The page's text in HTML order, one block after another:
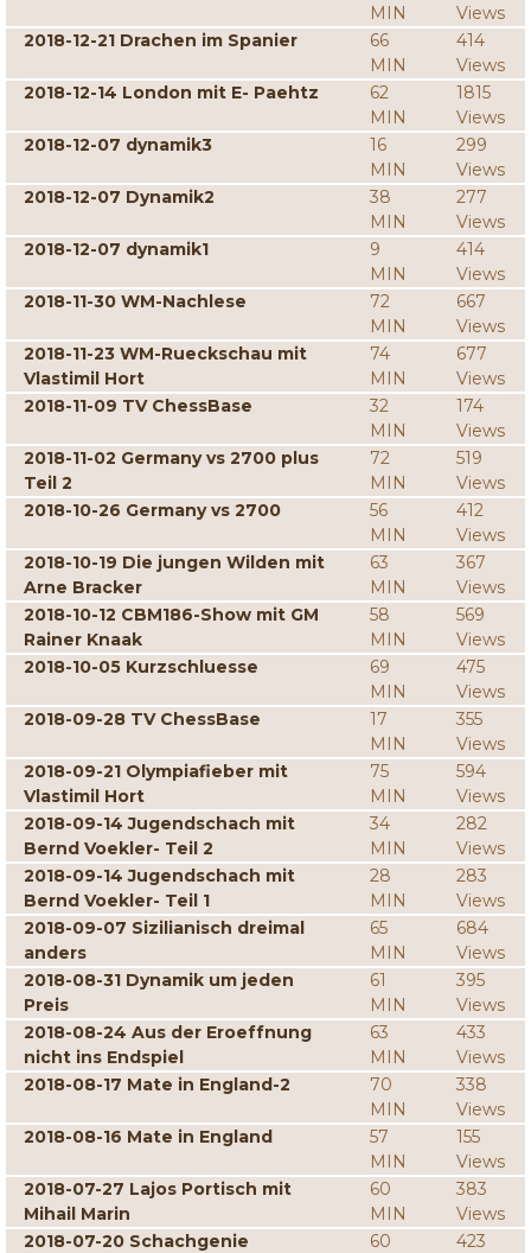
MIN
Views
2018-12-21 Drachen im Spanier
66
MIN
414
Views
2018-12-14 London mit E- Paehtz
62
MIN
1815
Views
2018-12-07 dynamik3
16
MIN
299
Views
2018-12-07 Dynamik2
38
MIN
277
Views
2018-12-07 dynamik1
9
MIN
414
Views
2018-11-30 WM-Nachlese
72
MIN
667
Views
2018-11-23 WM-Rueckschau mit
Vlastimil Hort
74
MIN
677
Views
2018-11-09 TV ChessBase
32
MIN
174
Views
2018-11-02 Germany vs 2700 plus
Teil 2
72
MIN
519
Views
2018-10-26 Germany vs 2700
56
MIN
412
Views
2018-10-19 Die jungen Wilden mit
Arne Bracker
63
MIN
367
Views
2018-10-12 CBM186-Show mit GM
Rainer Knaak
58
MIN
569
Views
2018-10-05 Kurzschluesse
69
MIN
475
Views
2018-09-28 TV ChessBase
17
MIN
355
Views
2018-09-21 Olympiafieber mit
Vlastimil Hort
75
MIN
594
Views
2018-09-14 Jugendschach mit
Bernd Voekler- Teil 2
34
MIN
282
Views
2018-09-14 Jugendschach mit
Bernd Voekler- Teil 1
28
MIN
283
Views
2018-09-07 Sizilianisch dreimal
anders
65
MIN
684
Views
2018-08-31 Dynamik um jeden
Preis
61
MIN
395
Views
2018-08-24 Aus der Eroeffnung
nicht ins Endspiel
63
MIN
433
Views
2018-08-17 Mate in England-2
70
MIN
338
Views
2018-08-16 Mate in England
57
MIN
155
Views
2018-07-27 Lajos Portisch mit
Mihail Marin
60
MIN
383
Views
2018-07-20 Schachgenie
60
423